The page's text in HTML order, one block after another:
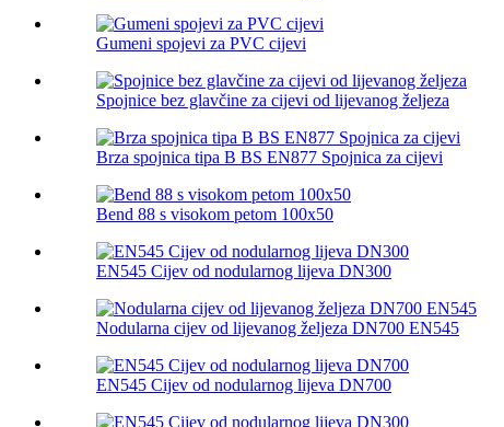
Gumeni spojevi za PVC cijevi
Spojnice bez glavčine za cijevi od lijevanog željeza
Brza spojnica tipa B BS EN877 Spojnica za cijevi
Bend 88 s visokom petom 100x50
EN545 Cijev od nodularnog lijeva DN300
Nodularna cijev od lijevanog željeza DN700 EN545
EN545 Cijev od nodularnog lijeva DN700